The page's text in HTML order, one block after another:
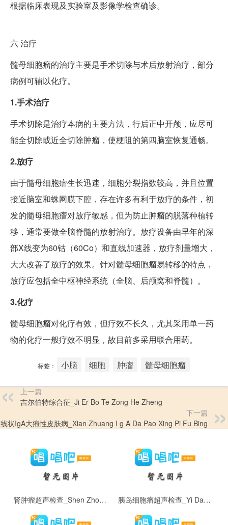
根据临床表现及实验室及影像学检查确诊。
六治疗
髓母细胞瘤的治疗主要是手术切除与术后放射治疗，部分
病例可辅以化疗。
1.手术治疗
手术切除是治疗本病的主要方法，行后正中开颅，应尽可
能全切除或近全切除肿瘤，使梗阻的第四脑室恢复通畅。
2.放疗
由于髓母细胞瘤生长迅速，细胞分裂指数较高，并且位置
接近脑室和蛛网膜下腔，存在许多有利于放疗的条件，初
发的髓母细胞瘤对放疗敏感，但为防止肿瘤的脱落种植转
移，通常要做全脑脊髓的放射治疗。放疗设备由早年的深
部X线变为60钴（60Co）和直线加速器，放疗剂量增大，
大大改善了放疗的效果。针对髓母细胞瘤易转移的特点，
放疗应包括全中枢神经系统（全脑、后颅窝和脊髓）。
3.化疗
髓母细胞瘤对化疗有效，但疗效不长久，尤其采用单一药
物的化疗一般疗效不明显，故目前多采用联合用药。
标签： 小脑 细胞 肿瘤 髓母细胞瘤
上一篇
吉尔伯特综合征_Ji Er Bo Te Zong He Zheng
下一篇
线状IgA大疱性皮肤病_Xian Zhuang I g A Da Pao Xing Pi Fu Bing
肾肿瘤超声检查_Shen Zhong Liu Chao Sheng Jian Cha 胰岛细胞瘤超声检查_Yi Dao Xi Bao Liu Chao Sheng Jian Cha